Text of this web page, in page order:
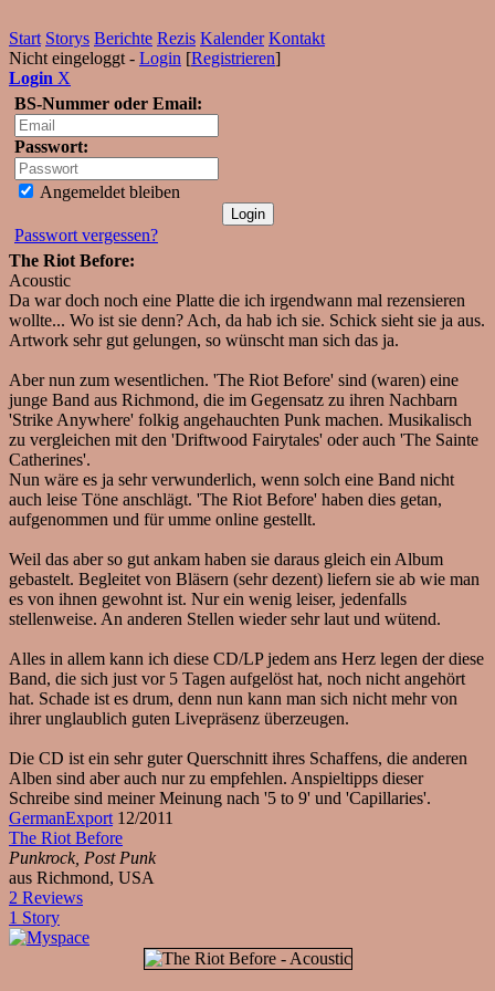
Start Storys Berichte Rezis Kalender Kontakt
Nicht eingeloggt - Login [Registrieren]
Login X
BS-Nummer oder Email:
Passwort:
Angemeldet bleiben
Passwort vergessen?
The Riot Before:
Acoustic
Da war doch noch eine Platte die ich irgendwann mal rezensieren
wollte... Wo ist sie denn? Ach, da hab ich sie. Schick sieht sie ja aus.
Artwork sehr gut gelungen, so wünscht man sich das ja.
Aber nun zum wesentlichen. 'The Riot Before' sind (waren) eine
junge Band aus Richmond, die im Gegensatz zu ihren Nachbarn
'Strike Anywhere' folkig angehauchten Punk machen. Musikalisch
zu vergleichen mit den 'Driftwood Fairytales' oder auch 'The Sainte
Catherines'.
Nun wäre es ja sehr verwunderlich, wenn solch eine Band nicht
auch leise Töne anschlägt. 'The Riot Before' haben dies getan,
aufgenommen und für umme online gestellt.
Weil das aber so gut ankam haben sie daraus gleich ein Album
gebastelt. Begleitet von Bläsern (sehr dezent) liefern sie ab wie man
es von ihnen gewohnt ist. Nur ein wenig leiser, jedenfalls
stellenweise. An anderen Stellen wieder sehr laut und wütend.
Alles in allem kann ich diese CD/LP jedem ans Herz legen der diese
Band, die sich just vor 5 Tagen aufgelöst hat, noch nicht angehört
hat. Schade ist es drum, denn nun kann man sich nicht mehr von
ihrer unglaublich guten Livepräsenz überzeugen.
Die CD ist ein sehr guter Querschnitt ihres Schaffens, die anderen
Alben sind aber auch nur zu empfehlen. Anspieltipps dieser
Schreibe sind meiner Meinung nach '5 to 9' und 'Capillaries'.
GermanExport 12/2011
The Riot Before
Punkrock, Post Punk
aus Richmond, USA
2 Reviews
1 Story